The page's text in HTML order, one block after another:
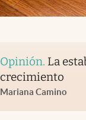
Opinión. La
crecimiento
Mariana Camino